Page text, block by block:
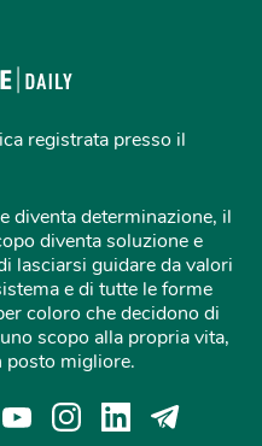
registrata presso il
diventa determinazione, il
diventa soluzione e
lasciarsi guidare da valori
e di tutte le forme
coloro che decidono di
scopo alla propria vita,
posto migliore.